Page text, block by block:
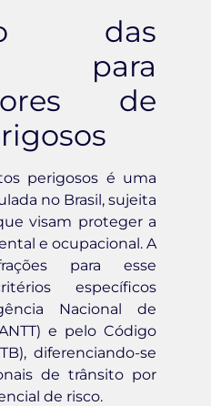
das
para
de
perigosos é uma
no Brasil, sujeita
visam proteger a
e ocupacional. A
para esse
específicos
Nacional de
e pelo Código
diferenciando-se
de trânsito por
de risco.